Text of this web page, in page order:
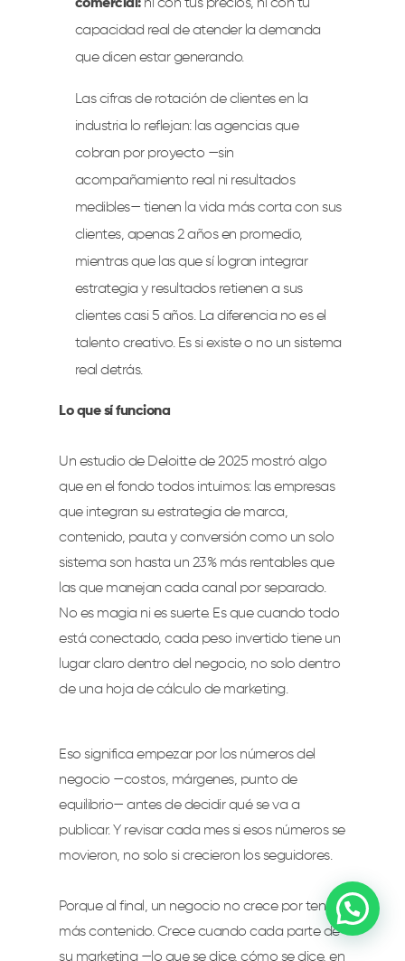
comercial:ni con tus precios, ni con tu
capacidad real de atender la demanda
que dicen estar generando.
Las cifras de rotación de clientes en la
industria lo reflejan: las agencias que
cobran por proyecto —sin
acompañamiento real ni resultados
medibles— tienen la vida más corta con sus
clientes, apenas 2 años en promedio,
mientras que las que sí logran integrar
estrategia y resultados retienen a sus
clientes casi 5 años. La diferencia no es el
talento creativo. Es si existe o no un sistema
real detrás.
Lo que sí funciona
Un estudio de Deloitte de 2025 mostró algo
que en el fondo todos intuimos: las empresas
que integran su estrategia de marca,
contenido, pauta y conversión como un solo
sistema son hasta un 23% más rentables que
las que manejan cada canal por separado.
No es magia ni es suerte. Es que cuando todo
está conectado, cada peso invertido tiene un
lugar claro dentro del negocio, no solo dentro
de una hoja de cálculo de marketing.
Eso significa empezar por los números del
negocio —costos, márgenes, punto de
equilibrio— antes de decidir qué se va a
publicar. Y revisar cada mes si esos números se
movieron, no solo si crecieron los seguidores.
Porque al final, un negocio no crece por tener
más contenido. Crece cuando cada parte de
su marketing —lo que se dice, cómo se dice, en